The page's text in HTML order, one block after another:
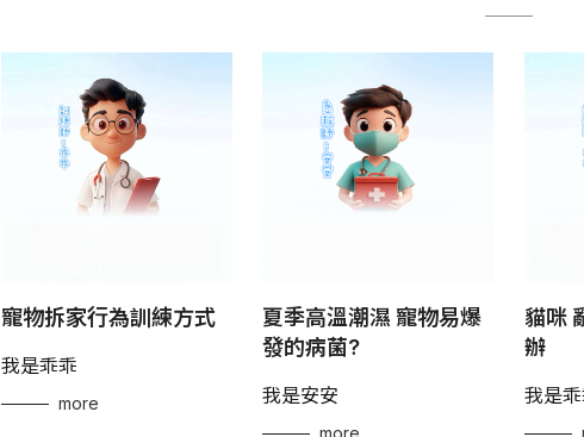
寵物拆家行為訓練方式
我是乖乖
more
夏季高溫潮濕 寵物易爆
發的病菌?
我是安安
more
貓咪 亂抓 ? 亂咬? 怎麼
辦
我是